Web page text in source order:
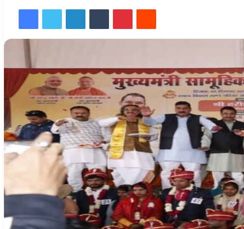
FacebookTwitterLinkedInTumblrPinterestReddit